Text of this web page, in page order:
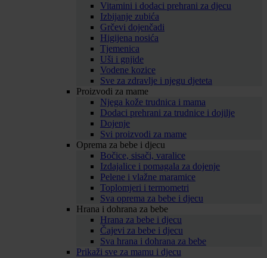
Vitamini i dodaci prehrani za djecu
Izbijanje zubića
Grčevi dojenčadi
Higijena nosića
Tjemenica
Uši i gnjide
Vodene kozice
Sve za zdravlje i njegu djeteta
Proizvodi za mame
Njega kože trudnica i mama
Dodaci prehrani za trudnice i dojilje
Dojenje
Svi proizvodi za mame
Oprema za bebe i djecu
Bočice, sisači, varalice
Izdajalice i pomagala za dojenje
Pelene i vlažne maramice
Toplomjeri i termometri
Sva oprema za bebe i djecu
Hrana i dohrana za bebe
Hrana za bebe i djecu
Čajevi za bebe i djecu
Sva hrana i dohrana za bebe
Prikaži sve za mamu i djecu